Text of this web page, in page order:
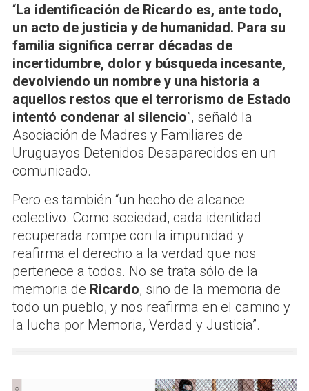
“La identificación de Ricardo es, ante todo,
un acto de justicia y de humanidad. Para su
familia significa cerrar décadas de
incertidumbre, dolor y búsqueda incesante,
devolviendo un nombre y una historia a
aquellos restos que el terrorismo de Estado
intentó condenar al silencio”, señaló la
Asociación de Madres y Familiares de
Uruguayos Detenidos Desaparecidos en un
comunicado.
Pero es también “un hecho de alcance
colectivo. Como sociedad, cada identidad
recuperada rompe con la impunidad y
reafirma el derecho a la verdad que nos
pertenece a todos. No se trata sólo de la
memoria de Ricardo, sino de la memoria de
todo un pueblo, y nos reafirma en el camino y
la lucha por Memoria, Verdad y Justicia”.